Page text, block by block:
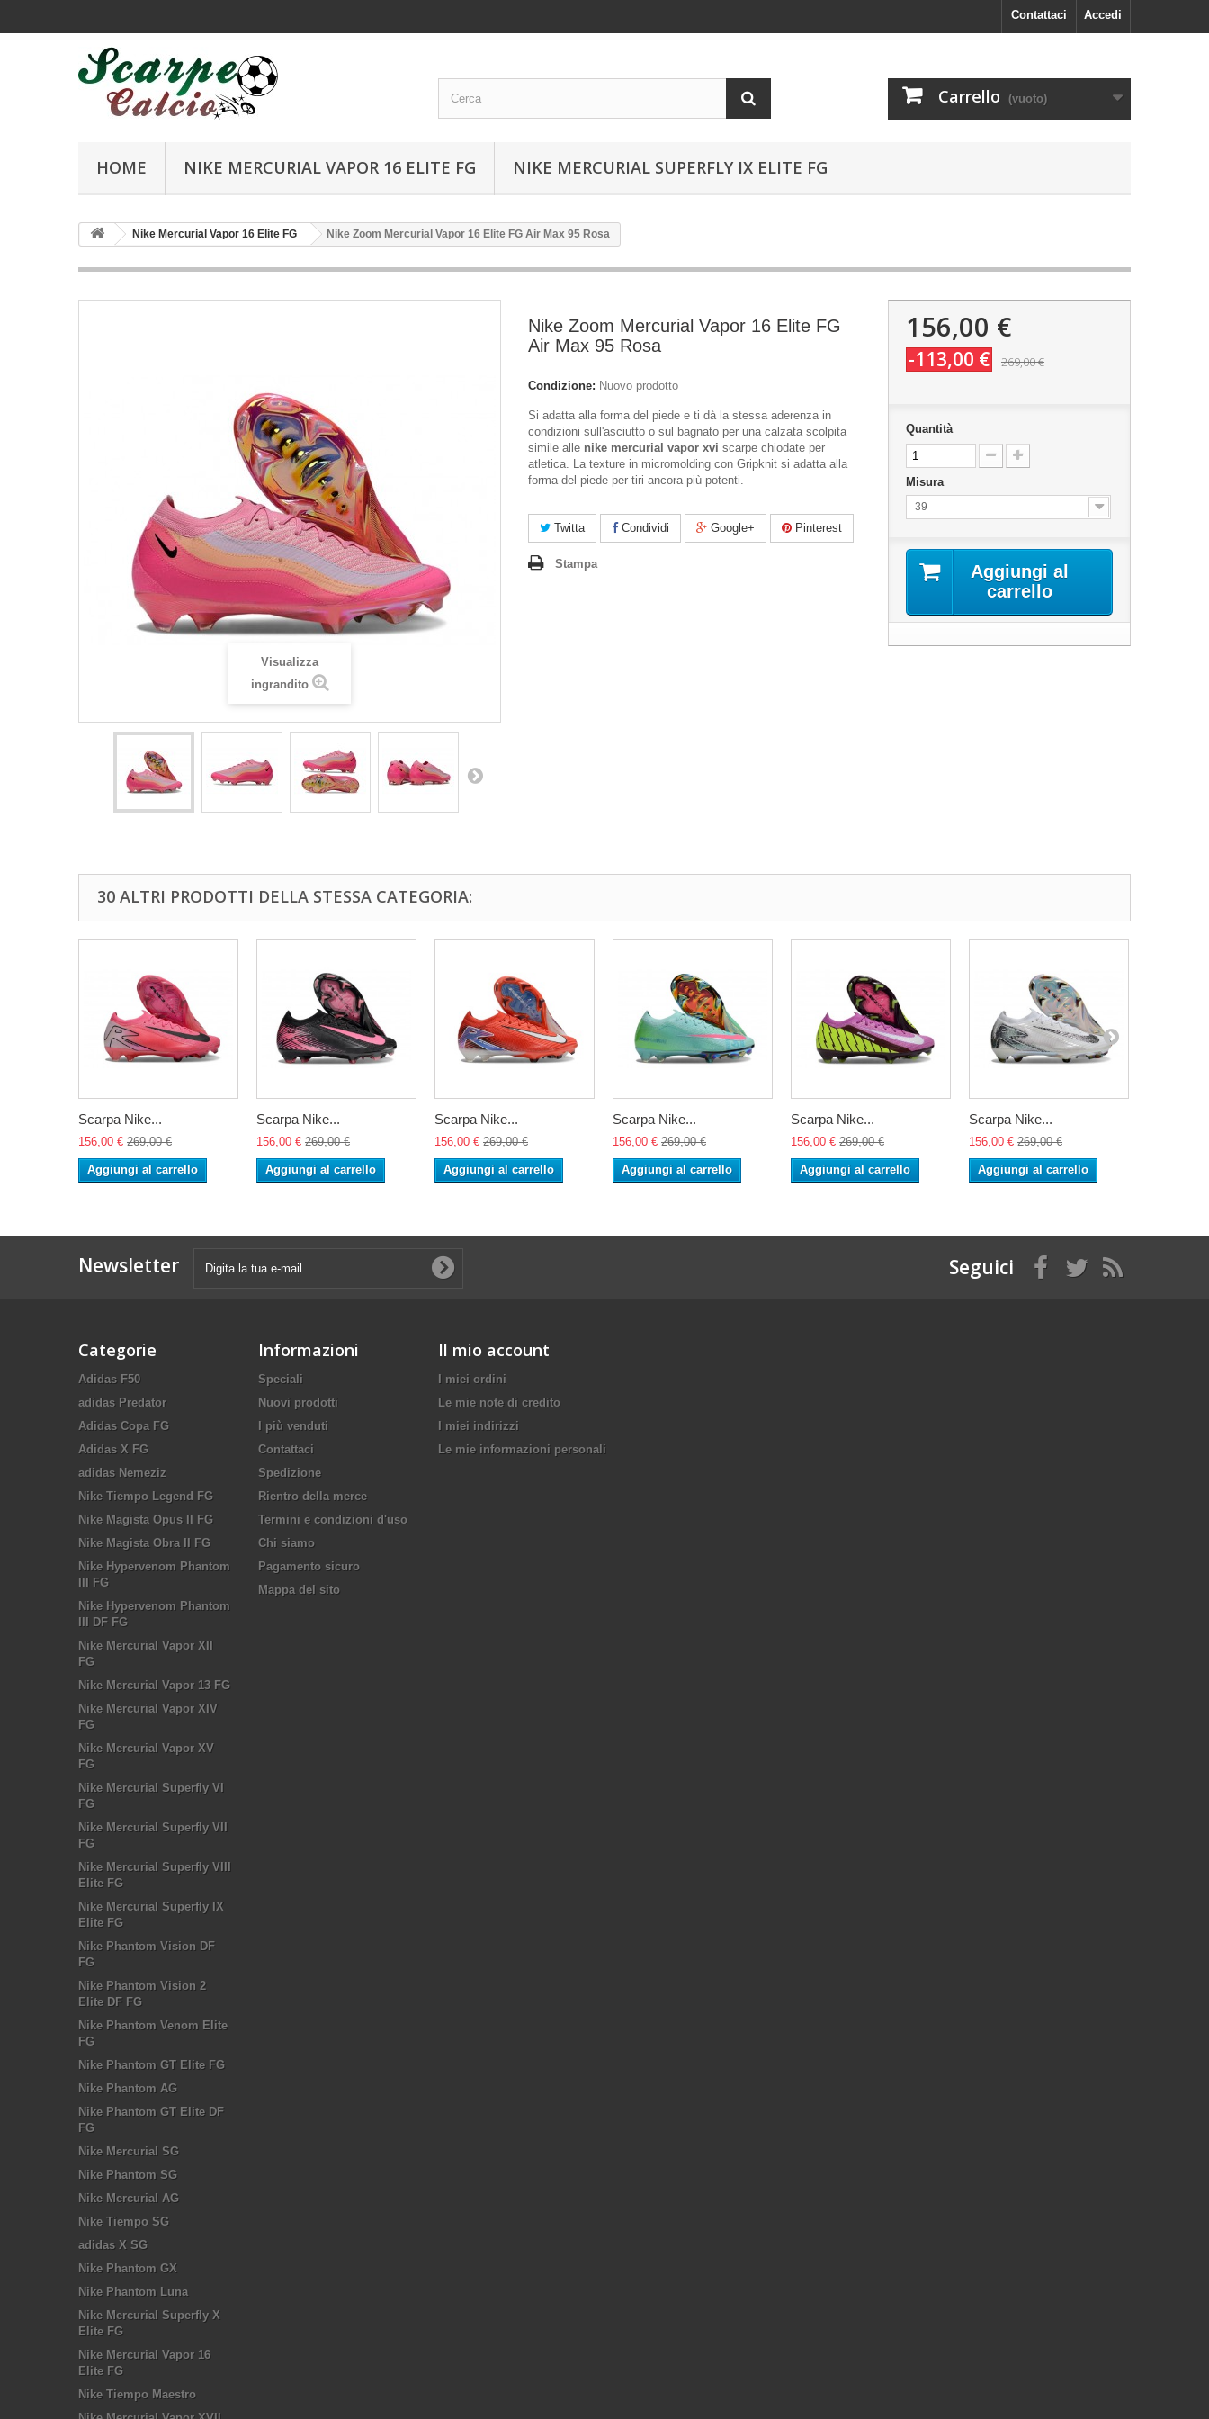
Accedi
Contattaci
Carrello (vuoto)
HOME NIKE MERCURIAL VAPOR 16 ELITE FG NIKE MERCURIAL SUPERFLY IX ELITE FG
Nike Mercurial Vapor 16 Elite FG Nike Zoom Mercurial Vapor 16 Elite FG Air Max 95 Rosa
Visualizza
ingrandito
Nike Zoom Mercurial Vapor 16 Elite FG
Air Max 95 Rosa
Condizione: Nuovo prodotto
Si adatta alla forma del piede e ti dà la stessa aderenza in
condizioni sull'asciutto o sul bagnato per una calzata scolpita
simile alle nike mercurial vapor xvi scarpe chiodate per
atletica. La texture in micromolding con Gripknit si adatta alla
forma del piede per tiri ancora più potenti.
Twitta Condividi Google+ Pinterest
Stampa
156,00 €
-113,00 € 269,00 €
Quantità
Misura
39
Aggiungi al
carrello
30 ALTRI PRODOTTI DELLA STESSA CATEGORIA:
Scarpa Nike...
156,00 € 269,00 €
Aggiungi al carrello
Scarpa Nike...
156,00 € 269,00 €
Aggiungi al carrello
Scarpa Nike...
156,00 € 269,00 €
Aggiungi al carrello
Scarpa Nike...
156,00 € 269,00 €
Aggiungi al carrello
Scarpa Nike...
156,00 € 269,00 €
Aggiungi al carrello
Scarpa Nike...
156,00 € 269,00 €
Aggiungi al carrello
Newsletter Seguici
Categorie
Adidas F50
adidas Predator
Adidas Copa FG
Adidas X FG
adidas Nemeziz
Nike Tiempo Legend FG
Nike Magista Opus II FG
Nike Magista Obra II FG
Nike Hypervenom Phantom
III FG
Nike Hypervenom Phantom
III DF FG
Nike Mercurial Vapor XII
FG
Nike Mercurial Vapor 13 FG
Nike Mercurial Vapor XIV
FG
Nike Mercurial Vapor XV
FG
Nike Mercurial Superfly VI
FG
Nike Mercurial Superfly VII
FG
Nike Mercurial Superfly VIII
Elite FG
Nike Mercurial Superfly IX
Elite FG
Nike Phantom Vision DF
FG
Nike Phantom Vision 2
Elite DF FG
Nike Phantom Venom Elite
FG
Nike Phantom GT Elite FG
Nike Phantom AG
Nike Phantom GT Elite DF
FG
Nike Mercurial SG
Nike Phantom SG
Nike Mercurial AG
Nike Tiempo SG
adidas X SG
Nike Phantom GX
Nike Phantom Luna
Nike Mercurial Superfly X
Elite FG
Nike Mercurial Vapor 16
Elite FG
Nike Tiempo Maestro
Informazioni
Speciali
Nuovi prodotti
I più venduti
Contattaci
Spedizione
Rientro della merce
Termini e condizioni d'uso
Chi siamo
Pagamento sicuro
Mappa del sito
Il mio account
I miei ordini
Le mie note di credito
I miei indirizzi
Le mie informazioni personali